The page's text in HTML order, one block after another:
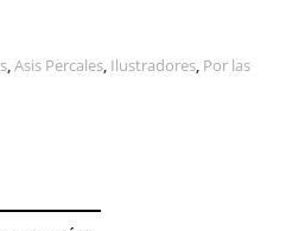
,Asis Percales, Ilustradores, Por las